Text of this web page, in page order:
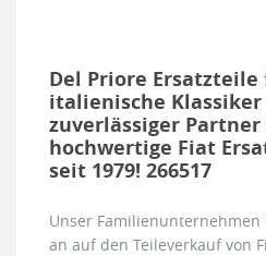
Del Priore
italienische Klassiker
zuverlässiger
hochwertige Fiat
seit 1979! 266517
Unser
an auf den Teileverkauf von